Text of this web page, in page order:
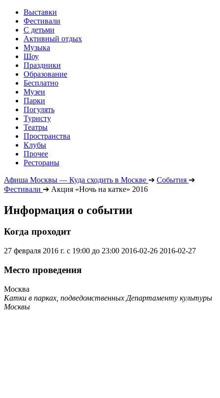
Выставки
Фестивали
С детьми
Активный отдых
Музыка
Шоу
Праздники
Образование
Бесплатно
Музеи
Парки
Погулять
Туристу
Театры
Пространства
Клубы
Прочее
Рестораны
Афиша Москвы — Куда сходить в Москве ➔ События ➔
Фестивали ➔ Акция «Ночь на катке» 2016
Информация о событии
Когда проходит
27 февраля 2016 г. с 19:00 до 23:00 2016-02-26 2016-02-27
Место проведения
Москва
Катки в парках, подведомственных Департаменту культуры
Москвы